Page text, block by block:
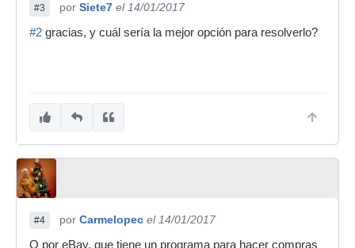
#3 por Siete7 el 14/01/2017
#2 gracias, y cuál sería la mejor opción para resolverlo?
#4 por Carmelopec el 14/01/2017
O por eBay, que tiene un programa para hacer compras